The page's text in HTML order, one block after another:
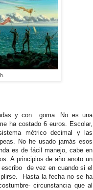
y con goma. No es una
ha costado 6 euros. Escolar,
métrico decimal y las
No he usado jamás esos
es de fácil manejo, cabe en
A principios de año anoto un
de vez en cuando si el
Hasta la fecha no se ha
circunstancia que al